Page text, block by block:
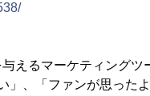
えるマーケティングツ
」、「ファンが思った